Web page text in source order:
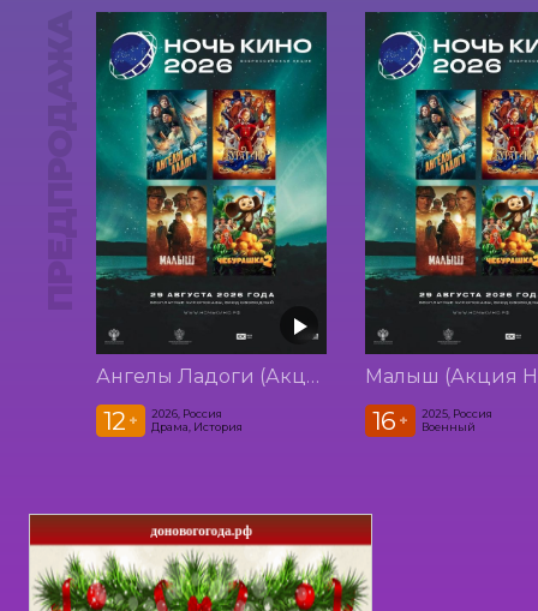
ПРЕДПРОДАЖА
Ангелы Ладоги (Акция Ночь Кино 2026)
12 +
2026, Россия
Драма, История
16 +
2025, Россия
Военный